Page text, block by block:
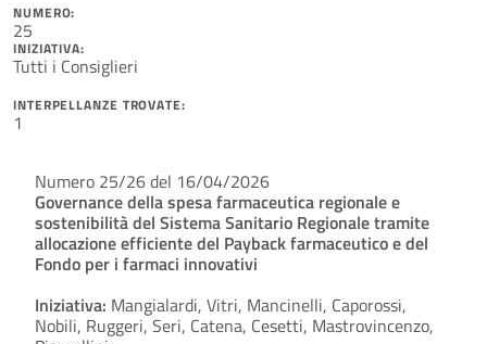
NUMERO:
25
INIZIATIVA:
Tutti i Consiglieri
INTERPELLANZE TROVATE:
1
Numero 25/26 del 16/04/2026
Governance della spesa farmaceutica regionale e
sostenibilità del Sistema Sanitario Regionale tramite
allocazione efficiente del Payback farmaceutico e del
Fondo per i farmaci innovativi
Iniziativa: Mangialardi, Vitri, Mancinelli, Caporossi,
Nobili, Ruggeri, Seri, Catena, Cesetti, Mastrovincenzo,